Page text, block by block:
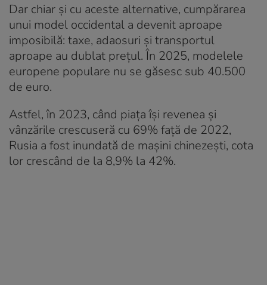
Dar chiar și cu aceste alternative, cumpărarea
unui model occidental a devenit aproape
imposibilă: taxe, adaosuri și transportul
aproape au dublat prețul. În 2025, modelele
europene populare nu se găsesc sub 40.500
de euro.
Astfel, în 2023, când piața își revenea și
vânzările crescuseră cu 69% față de 2022,
Rusia a fost inundată de mașini chinezești, cota
lor crescând de la 8,9% la 42%.